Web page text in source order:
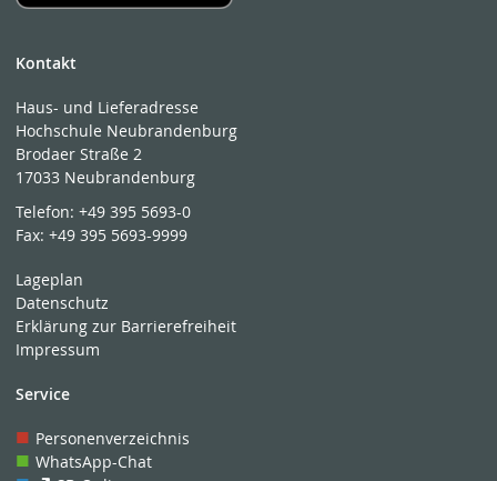
Kontakt
Haus- und Lieferadresse
Hochschule Neubrandenburg
Brodaer Straße 2
17033 Neubrandenburg
Telefon:+49 395 5693-0
Fax:+49 395 5693-9999
Lageplan
Datenschutz
Erklärung zur Barrierefreiheit
Impressum
Service
Personenverzeichnis
WhatsApp-Chat